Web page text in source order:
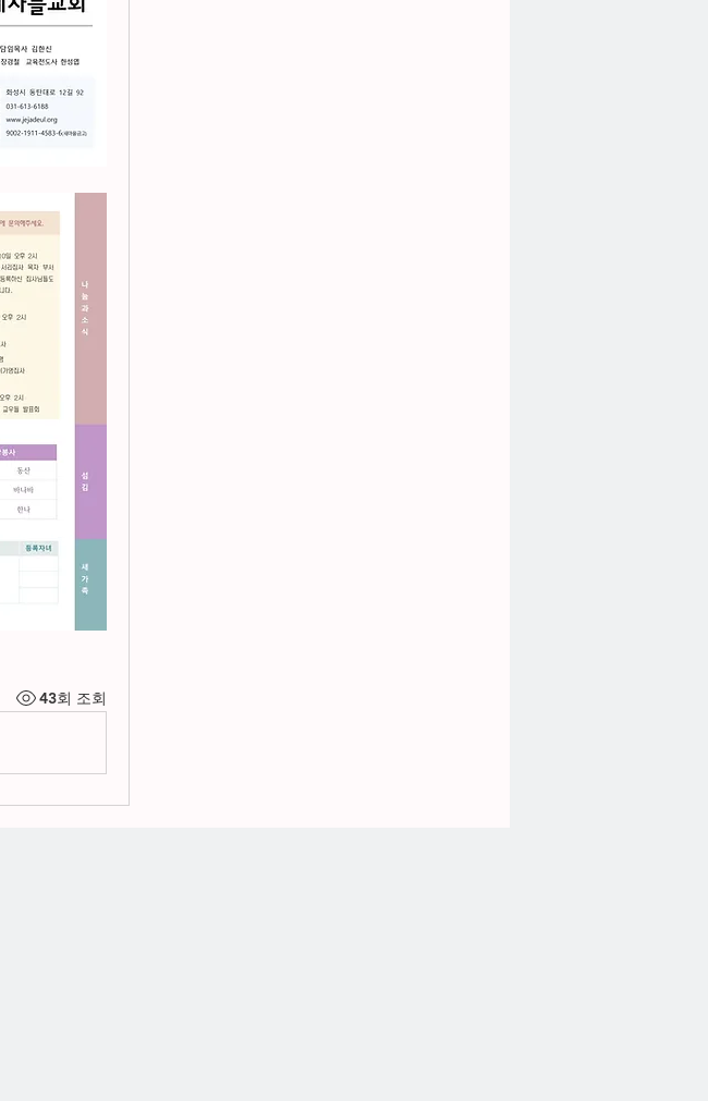
43회 조회